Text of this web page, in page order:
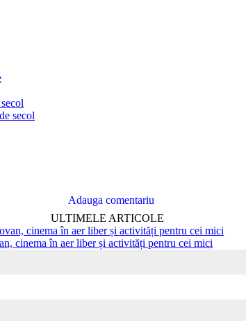
Adauga comentariu
ULTIMELE ARTICOLE
cinema în aer liber și activități pentru cei mici